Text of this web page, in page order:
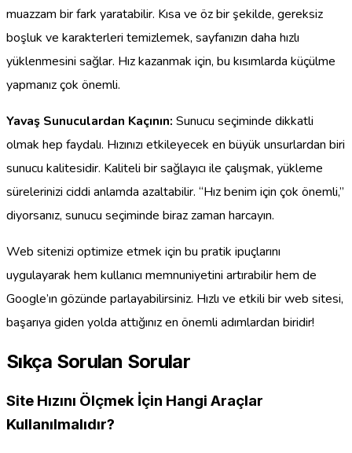
muazzam bir fark yaratabilir. Kısa ve öz bir şekilde, gereksiz
boşluk ve karakterleri temizlemek, sayfanızın daha hızlı
yüklenmesini sağlar. Hız kazanmak için, bu kısımlarda küçülme
yapmanız çok önemli.
Yavaş Sunuculardan Kaçının: Sunucu seçiminde dikkatli
olmak hep faydalı. Hızınızı etkileyecek en büyük unsurlardan biri
sunucu kalitesidir. Kaliteli bir sağlayıcı ile çalışmak, yükleme
sürelerinizi ciddi anlamda azaltabilir. “Hız benim için çok önemli,”
diyorsanız, sunucu seçiminde biraz zaman harcayın.
Web sitenizi optimize etmek için bu pratik ipuçlarını
uygulayarak hem kullanıcı memnuniyetini artırabilir hem de
Google’ın gözünde parlayabilirsiniz. Hızlı ve etkili bir web sitesi,
başarıya giden yolda attığınız en önemli adımlardan biridir!
Sıkça Sorulan Sorular
Site Hızını Ölçmek İçin Hangi Araçlar
Kullanılmalıdır?